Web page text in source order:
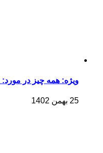
ویژه: همه چیز در مورد:
25 بهمن 1402